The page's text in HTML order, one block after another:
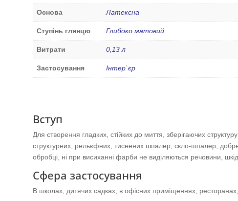
Основа Латексна
Ступінь глянцю Глибоко матовий
Витрати 0,13 л
Застосування Інтер`єр
Вступ
Для створення гладких, стійких до миття, зберігаючих
структурних, рельєфних, тиснених шпалер, скло-шпалер,
обробці, ні при висиханні фарби не виділяються речовини,
Сфера застосування
В школах, дитячих садках, в офісних приміщеннях,